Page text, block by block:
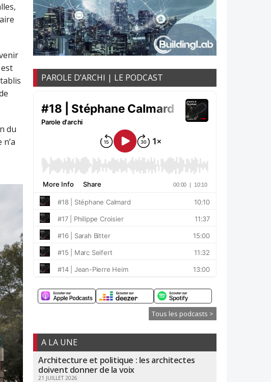
du
PAROLE D’ARCHI | LE PODCAST
Tous les podcasts >
A LA UNE
Architecture et politique : les architectes
doivent donner de la voix
21 JUILLET 2026